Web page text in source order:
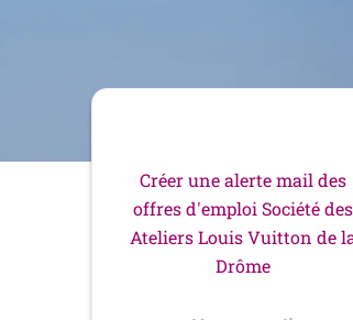
Créer une alerte mail des
offres d'emploi Société des
Ateliers Louis Vuitton de
Drôme